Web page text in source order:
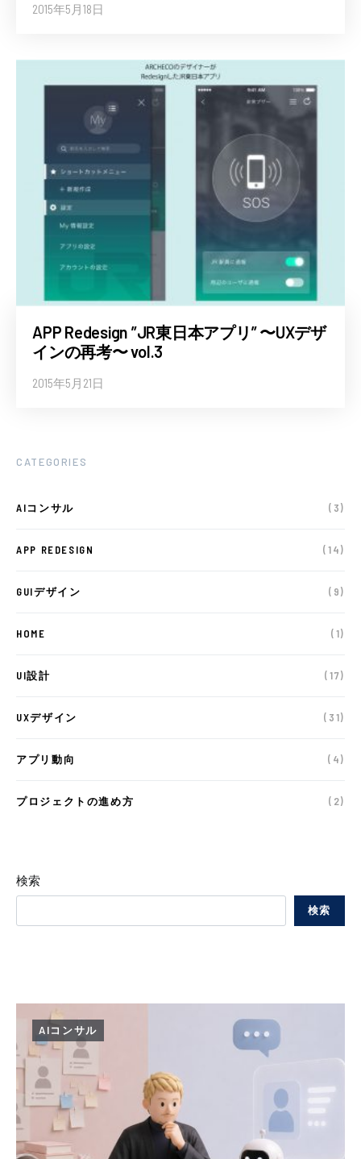
2015年5月18日
APP Redesign ”JR東日本アプリ” 〜UXデザ
インの再考〜 vol.3
2015年5月21日
CATEGORIES
AIコンサル (3)
APP REDESIGN (14)
GUIデザイン (9)
HOME (1)
UI設計 (17)
UXデザイン (31)
アプリ動向 (4)
プロジェクトの進め方 (2)
検索
検索
AIコンサル